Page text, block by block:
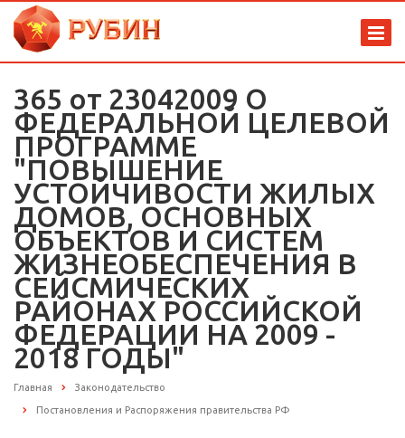
365 от 23042009 О
ФЕДЕРАЛЬНОЙ ЦЕЛЕВОЙ
ПРОГРАММЕ
"ПОВЫШЕНИЕ
УСТОЙЧИВОСТИ ЖИЛЫХ
ДОМОВ, ОСНОВНЫХ
ОБЪЕКТОВ И СИСТЕМ
ЖИЗНЕОБЕСПЕЧЕНИЯ В
СЕЙСМИЧЕСКИХ
РАЙОНАХ РОССИЙСКОЙ
ФЕДЕРАЦИИ НА 2009 -
2018 ГОДЫ"
Главная Законодательство
Постановления и Распоряжения правительства РФ